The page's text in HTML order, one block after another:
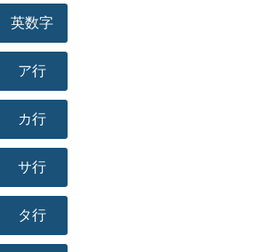
英数字
ア行
カ行
サ行
タ行